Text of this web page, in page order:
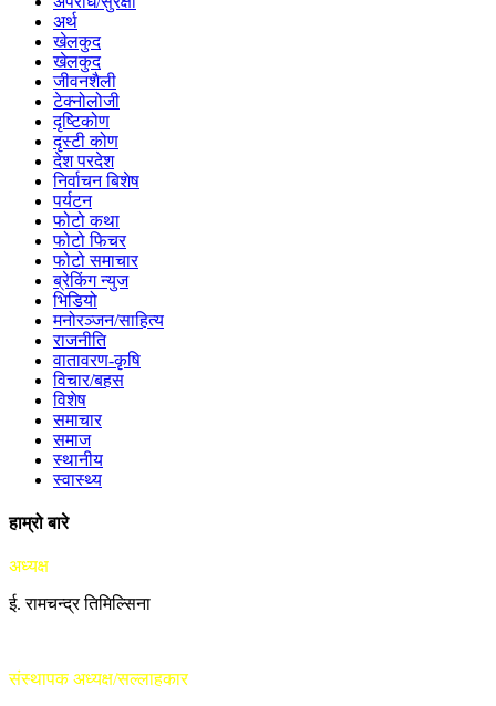
अर्थ
खेलकुद
खेलकुद
जीवनशैली
टेक्नोलोजी
दृष्टिकोण
दृस्टी कोण
देश परदेश
निर्वाचन बिशेष
पर्यटन
फोटो कथा
फोटो फिचर
फोटो समाचार
ब्रेकिंग न्युज
भिडियो
मनोरञ्जन/साहित्य
राजनीति
वातावरण-कृषि
विचार/बहस
विशेष
समाचार
समाज
स्थानीय
स्वास्थ्य
हाम्रो बारे
अध्यक्ष
ई. रामचन्द्र तिमिल्सिना
संस्थापक अध्यक्ष/सल्लाहकार